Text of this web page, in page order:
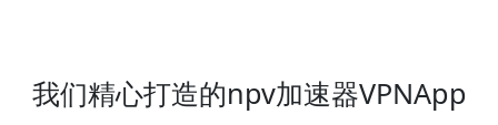
我们精心打造的npv加速器VPNApp